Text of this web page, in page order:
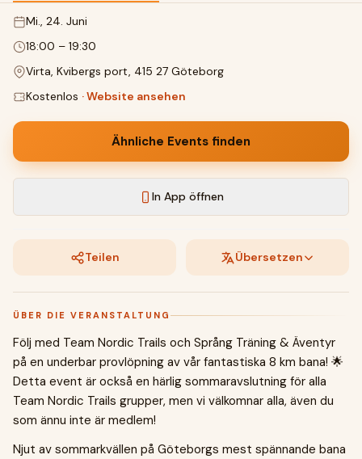
Mi., 24. Juni
18:00 – 19:30
Virta, Kvibergs port, 415 27 Göteborg
Kostenlos ·Website ansehen
Ähnliche Events finden
In App öffnen
Teilen Übersetzen
ÜBER DIE VERANSTALTUNG
Följ med Team Nordic Trails och Språng Träning & Äventyr
på en underbar provlöpning av vår fantastiska 8 km bana! 🌟
Detta event är också en härlig sommaravslutning för alla
Team Nordic Trails grupper, men vi välkomnar alla, även du
som ännu inte är medlem!
Njut av sommarkvällen på Göteborgs mest spännande bana